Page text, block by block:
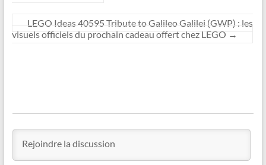
LEGO Ideas 40595 Tribute to Galileo Galilei (GWP) : les
visuels officiels du prochain cadeau offert chez LEGO →